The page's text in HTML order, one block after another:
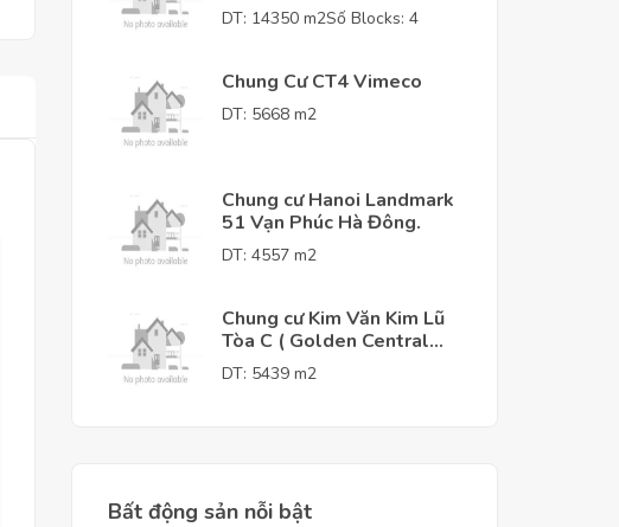
DT: 14350 m2Số Blocks: 4
Chung Cư CT4 Vimeco
DT: 5668 m2
Chung cư Hanoi Landmark
51 Vạn Phúc Hà Đông.
DT: 4557 m2
Chung cư Kim Văn Kim Lũ
Tòa C ( Golden Central
Tower )
DT: 5439 m2
Bất động sản nỗi bật